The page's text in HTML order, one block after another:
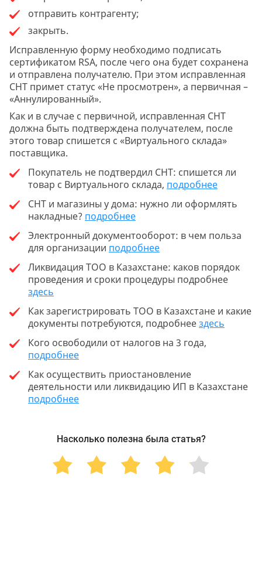
отправить контрагенту;
закрыть.
Исправленную форму необходимо подписать
сертификатом RSA, после чего она будет сохранена
и отправлена получателю. При этом исправленная
СНТ примет статус «Не просмотрен», а первичная –
«Аннулированный».
Как и в случае с первичной, исправленная СНТ
должна быть подтверждена получателем, после
этого товар спишется с «Виртуального склада»
поставщика.
Покупатель не подтвердил СНТ: спишется ли
товар с Виртуального склада, подробнее
СНТ и магазины у дома: нужно ли оформлять
накладные? подробнее
Электронный документооборот: в чем польза
для организации подробнее
Ликвидация ТОО в Казахстане: каков порядок
проведения и сроки процедуры подробнее
здесь
Как зарегистрировать ТОО в Казахстане и какие
документы потребуются, подробнеездесь
Кого освободили от налогов на 3 года,
подробнее
Как осуществить приостановление
деятельности или ликвидацию ИП в Казахстане
подробнее
Насколько полезна была статья?